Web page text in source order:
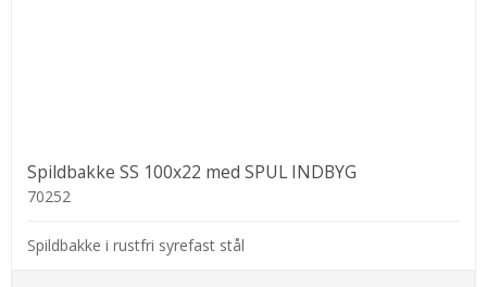
Spildbakke SS 100x22 med SPUL INDBYG
70252
Spildbakke i rustfri syrefast stål